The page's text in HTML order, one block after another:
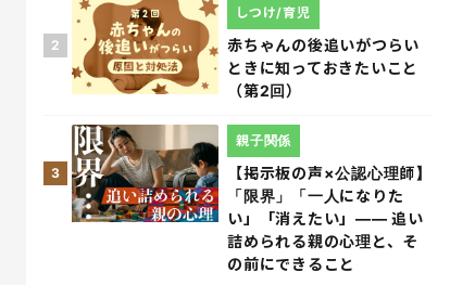
2
赤ちゃんの後追いがつらい
ときに知っておきたいこと
（第2回）
しつけ/育児
3
【掲示板の声×公認心理師】
「限界」「一人になりた
い」「消えたい」―― 追い
詰められる親の心理と、そ
の前にできること
親子関係